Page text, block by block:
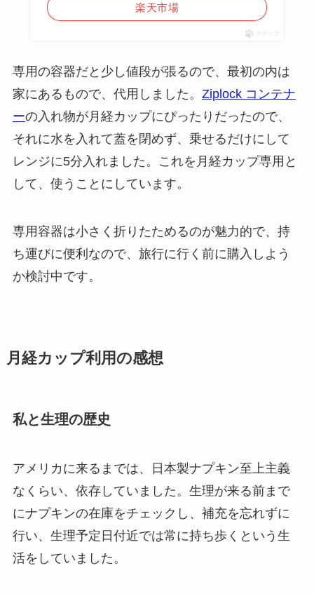
楽天市場
ポチップ
専用の容器だと少し値段が張るので、最初の内は
家にあるもので、代用しました。 Ziplock コンテナ
ーの入れ物が月経カップにぴったりだったので、
それに水を入れて蓋を閉めず、乗せるだけにして
レンジに5分入れました。これを月経カップ専用と
して、使うことにしています。
専用容器は小さく折りたためるのが魅力的で、持
ち運びに便利なので、旅行に行く前に購入しよう
か検討中です。
月経カップ利用の感想
私と生理の歴史
アメリカに来るまでは、日本製ナプキン至上主義
なくらい、依存していました。生理が来る前まで
にナプキンの在庫をチェックし、補充を忘れずに
行い、生理予定日付近では常に持ち歩くという生
活をしていました。